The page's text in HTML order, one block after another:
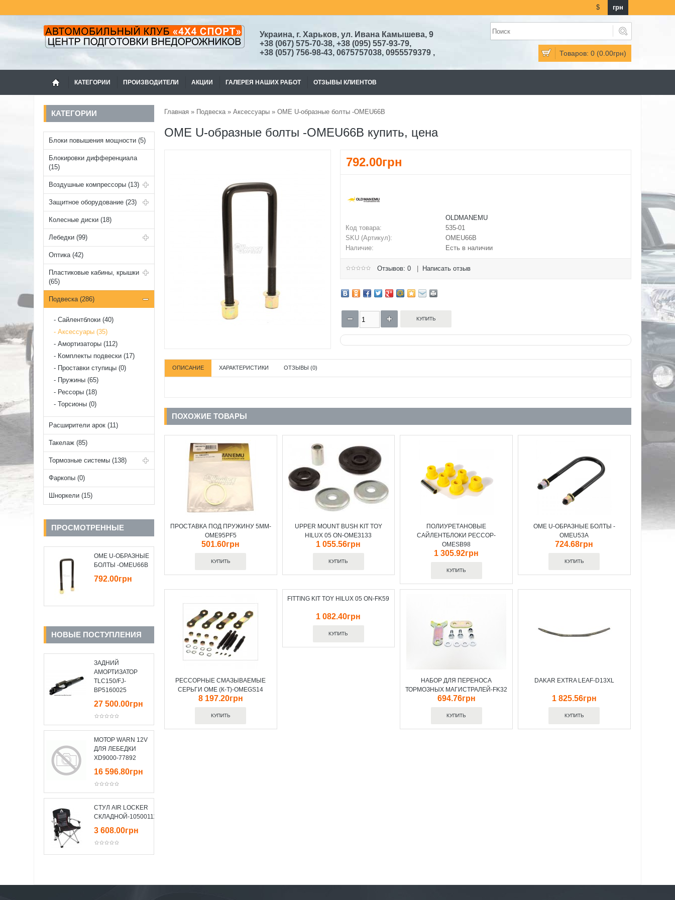
$ грн
Товаров: 0 (0.00грн)
Украина, г. Харьков, ул. Ивана Камышева, 9
+38 (067) 575-70-38, +38 (095) 557-93-79,
+38 (057) 756-98-43, 0675757038, 0955579379 ,
КАТЕГОРИИ ПРОИЗВОДИТЕЛИ АКЦИИ ГАЛЕРЕЯ НАШИХ РАБОТ ОТЗЫВЫ КЛИЕНТОВ
КАТЕГОРИИ
Блоки повышения мощности (5)
Блокировки дифференциала
(15)
Воздушные компрессоры (13)
Защитное оборудование (23)
Колесные диски (18)
Лебедки (99)
Оптика (42)
Пластиковые кабины, крышки
(65)
Подвеска (286)
Cайлентблоки (40)
Аксессуары (35)
Амортизаторы (112)
Комплекты подвески (17)
Проставки ступицы (0)
Пружины (65)
Рессоры (18)
Торсионы (0)
Расширители арок (11)
Такелаж (85)
Тормозные системы (138)
Фаркопы (0)
Шноркели (15)
ПРОСМОТРЕННЫЕ
OME U-ОБРАЗНЫЕ
БОЛТЫ -OMEU66B
792.00грн
НОВЫЕ ПОСТУПЛЕНИЯ
ЗАДНИЙ
АМОРТИЗАТОР
TLC150/FJ-
BP5160025
27 500.00грн
МОТОР WARN 12V
ДЛЯ ЛЕБЕДКИ
XD9000-77892
16 596.80грн
СТУЛ AIR LOCKER
СКЛАДНОЙ-10500111
3 608.00грн
Главная » Подвеска» Аксессуары » OME U-образные болты -OMEU66B
OME U-образные болты -OMEU66B купить, цена
792.00грн
OLDMANEMU
Код товара:
535-01
SKU (Артикул):
OMEU66B
Наличие:
Есть в наличии
Отзывов: 0 Написать отзыв
ОПИСАНИЕ ХАРАКТЕРИСТИКИ ОТЗЫВЫ (0)
ПОХОЖИЕ ТОВАРЫ
ПРОСТАВКА ПОД ПРУЖИНУ 5MM-
OME95PF5
501.60грн
UPPER MOUNT BUSH KIT TOY
HILUX 05 ON-OME3133
1 055.56грн
ПОЛИУРЕТАНОВЫЕ
САЙЛЕНТБЛОКИ РЕССОР-
OMESB98
1 305.92грн
OME U-ОБРАЗНЫЕ БОЛТЫ -
OMEU53A
724.68грн
РЕССОРНЫЕ СМАЗЫВАЕМЫЕ
СЕРЬГИ OME (К-Т)-OMEGS14
8 197.20грн
FITTING KIT TOY HILUX 05 ON-FK59
1 082.40грн
НАБОР ДЛЯ ПЕРЕНОСА
ТОРМОЗНЫХ МАГИСТРАЛЕЙ-FK32
694.76грн
DAKAR EXTRA LEAF-D13XL
1 825.56грн